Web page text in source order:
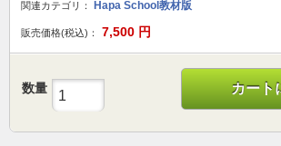
関連カテゴリ： Hapa School教材版
販売価格(税込)： 7,500 円
数量 カート